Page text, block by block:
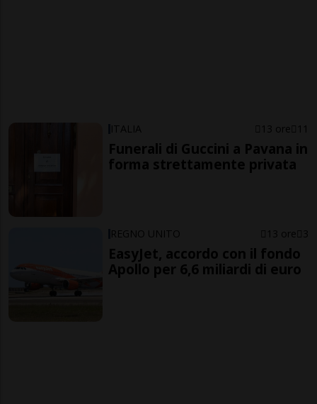
ITALIA 13 ore 11
Funerali di Guccini a Pavana in
forma strettamente privata
REGNO UNITO 13 ore 3
EasyJet, accordo con il fondo
Apollo per 6,6 miliardi di euro